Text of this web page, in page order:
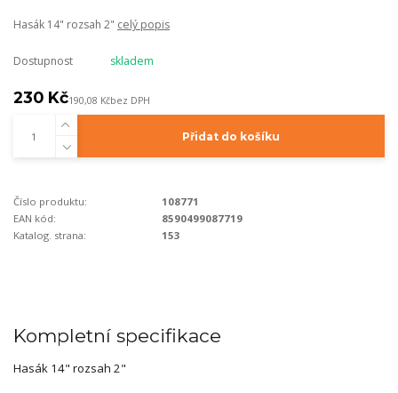
Hasák 14" rozsah 2" celý popis
Dostupnost skladem
230 Kč190,08 Kčbez DPH
Přidat do košíku
Číslo produktu:
108771
EAN kód:
8590499087719
Katalog. strana:
153
Kompletní specifikace
Hasák 14" rozsah 2"